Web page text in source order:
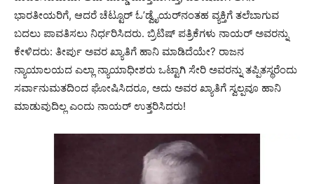
ಭಾರತೀಯರಿಗೆ, ಆದರೆ ಚೆಟ್ಟೂರ್ ಓ’ಡ್ವೈಯರ್‌ನಂತಹ ವ್ಯಕ್ತಿಗೆ ತಲೆಬಾಗುವ
ಬದಲು ಪಾವತಿಸಲು ನಿರ್ಧರಿಸಿದರು. ಬ್ರಿಟಿಷ್ ಪತ್ರಿಕೆಗಳು ನಾಯರ್ ಅವರನ್ನು
ಕೇಳಿದರು: ತೀರ್ಪು ಅವರ ಖ್ಯಾತಿಗೆ ಹಾನಿ ಮಾಡಿದೆಯೇ? ರಾಜನ
ನ್ಯಾಯಾಲಯದ ಎಲ್ಲಾ ನ್ಯಾಯಾಧೀಶರು ಒಟ್ಟಾಗಿ ಸೇರಿ ಅವರನ್ನು ತಪ್ಪಿತಸ್ಥರೆಂದು
ಸರ್ವಾನುಮತದಿಂದ ಘೋಷಿಸಿದರೂ, ಅದು ಅವರ ಖ್ಯಾತಿಗೆ ಸ್ವಲ್ಪವೂ ಹಾನಿ
ಮಾಡುವುದಿಲ್ಲ ಎಂದು ನಾಯರ್ ಉತ್ತರಿಸಿದರು!